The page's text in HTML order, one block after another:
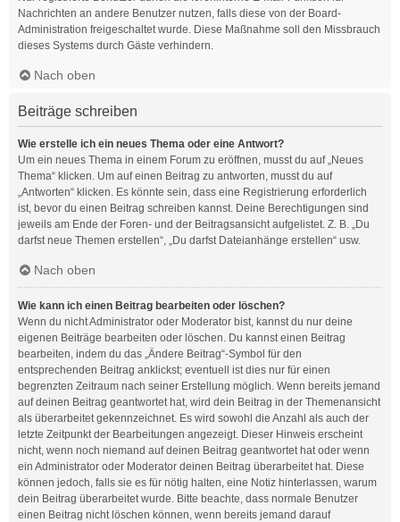
Nachrichten an andere Benutzer nutzen, falls diese von der Board-
Administration freigeschaltet wurde. Diese Maßnahme soll den Missbrauch
dieses Systems durch Gäste verhindern.
Nach oben
Beiträge schreiben
Wie erstelle ich ein neues Thema oder eine Antwort?
Um ein neues Thema in einem Forum zu eröffnen, musst du auf „Neues
Thema“ klicken. Um auf einen Beitrag zu antworten, musst du auf
„Antworten“ klicken. Es könnte sein, dass eine Registrierung erforderlich
ist, bevor du einen Beitrag schreiben kannst. Deine Berechtigungen sind
jeweils am Ende der Foren- und der Beitragsansicht aufgelistet. Z. B. „Du
darfst neue Themen erstellen“, „Du darfst Dateianhänge erstellen“ usw.
Nach oben
Wie kann ich einen Beitrag bearbeiten oder löschen?
Wenn du nicht Administrator oder Moderator bist, kannst du nur deine
eigenen Beiträge bearbeiten oder löschen. Du kannst einen Beitrag
bearbeiten, indem du das „Ändere Beitrag“-Symbol für den
entsprechenden Beitrag anklickst; eventuell ist dies nur für einen
begrenzten Zeitraum nach seiner Erstellung möglich. Wenn bereits jemand
auf deinen Beitrag geantwortet hat, wird dein Beitrag in der Themenansicht
als überarbeitet gekennzeichnet. Es wird sowohl die Anzahl als auch der
letzte Zeitpunkt der Bearbeitungen angezeigt. Dieser Hinweis erscheint
nicht, wenn noch niemand auf deinen Beitrag geantwortet hat oder wenn
ein Administrator oder Moderator deinen Beitrag überarbeitet hat. Diese
können jedoch, falls sie es für nötig halten, eine Notiz hinterlassen, warum
dein Beitrag überarbeitet wurde. Bitte beachte, dass normale Benutzer
einen Beitrag nicht löschen können, wenn bereits jemand darauf